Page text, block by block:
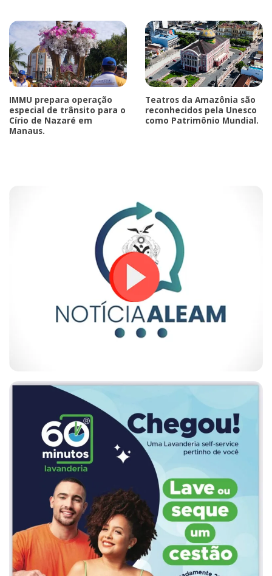
IMMU prepara operação
especial de trânsito para o
Círio de Nazaré em
Manaus.
Teatros da Amazônia são
reconhecidos pela Unesco
como Patrimônio Mundial.